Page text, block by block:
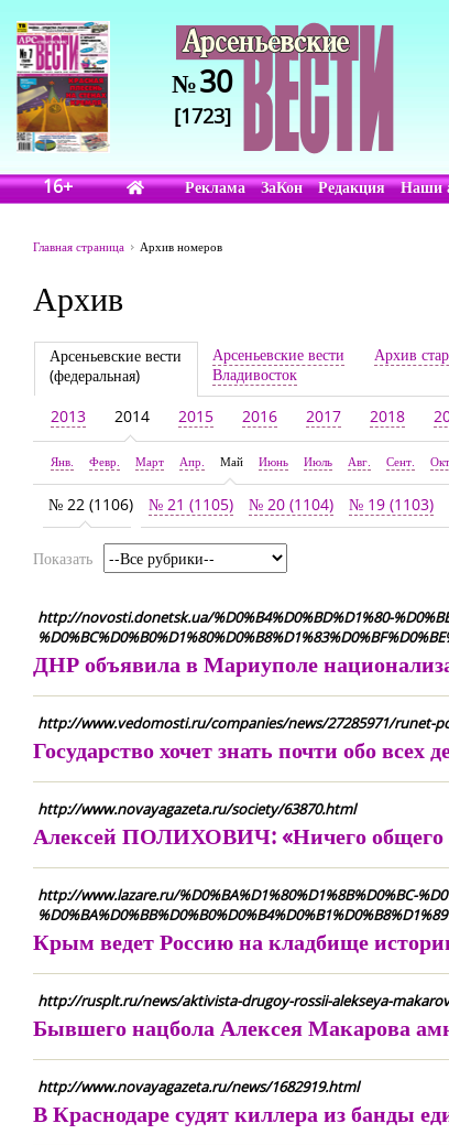
№30
[1723]
16+ Реклама ЗаКон Редакция Наши
Главная страница Архив номеров
Архив
Арсеньевские вести
(федеральная)
Арсеньевские вести
Владивосток
Архив
2013 2014 2015 2016 2017 2018
Янв. Февр. Март Апр. Май Июнь Июль Авг. Сент.
№ 22 (1106) № 21 (1105) № 20 (1104) № 19 (1103)
Показать
http://novosti.donetsk.ua/%D0%B4%D0%BD%D1%80-
ДНР объявила в Мариуполе
http://www.vedomosti.ru/companies/news/27285971/runet-
Государство хочет знать почти обо всех
http://www.novayagazeta.ru/society/63870.html
Алексей ПОЛИХОВИЧ: «Ничего общего
http://www.lazare.ru/%D0%BA%D1%80%D1%8B%D0%BC-
Крым ведет Россию на кладбище
http://rusplt.ru/news/aktivista-drugoy-rossii-alekseya-
Бывшего нацбола Алексея Макарова
http://www.novayagazeta.ru/news/1682919.html
В Краснодаре судят киллера из банды